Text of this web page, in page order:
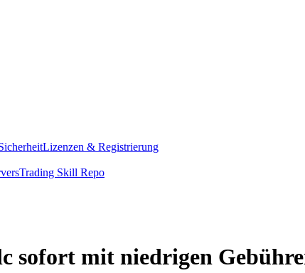
Lizenzen & Registrierung
Trading Skill Repo
sofort mit niedrigen